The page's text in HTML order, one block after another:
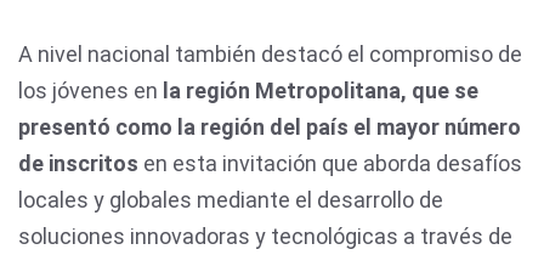
A nivel nacional también destacó el compromiso de
los jóvenes en la región Metropolitana, que se
presentó como la región del país el mayor número
de inscritos en esta invitación que aborda desafíos
locales y globales mediante el desarrollo de
soluciones innovadoras y tecnológicas a través de